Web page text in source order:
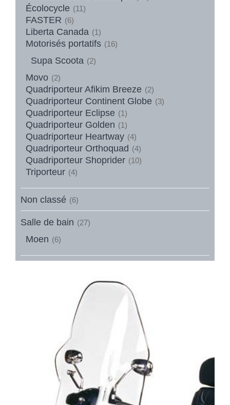
Écolocycle (11)
FASTER (6)
Liberta Canada (1)
Motorisés portatifs (16)
Supa Scoota (2)
Movo (2)
Quadriporteur Afikim Breeze (2)
Quadriporteur Continent Globe (3)
Quadriporteur Eclipse (1)
Quadriporteur Golden (1)
Quadriporteur Heartway (4)
Quadriporteur Orthoquad (4)
Quadriporteur Shoprider (10)
Triporteur (4)
Non classé (6)
Salle de bain (27)
Moen (6)